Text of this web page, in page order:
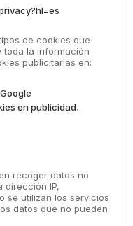
de cookies que
toda la información
publicitarias en:
en publicidad.
recoger datos no
dirección IP,
se utilizan los servicios
datos que no pueden